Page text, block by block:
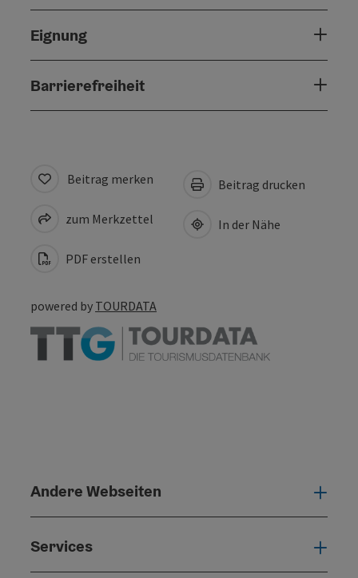
Eignung
Barrierefreiheit
Beitrag merken
zum Merkzettel
PDF erstellen
Beitrag drucken
In der Nähe
powered by TOURDATA
Andere Webseiten
Services